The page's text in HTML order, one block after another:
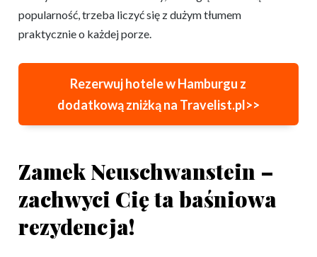
popularność, trzeba liczyć się z dużym tłumem
praktycznie o każdej porze.
Rezerwuj hotele w Hamburgu z
dodatkową zniżką na Travelist.pl>>
Zamek Neuschwanstein –
zachwyci Cię ta baśniowa
rezydencja!